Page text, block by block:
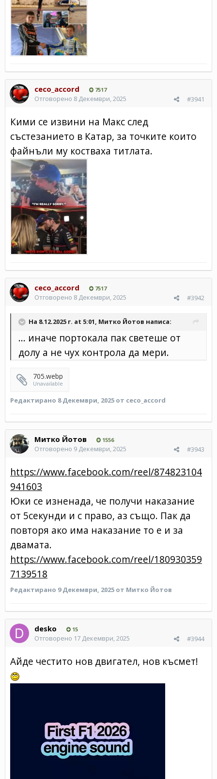
ceco_accord 7517
#3941
Отговорено 8 Декември, 2025
Кими се извини на Макс след
състезанието в Катар, за точките които
файнъли му костваха титлата.
ceco_accord 7517
#3942
Отговорено 8 Декември, 2025
На 8.12.2025 г. at 5:01, Митко Йотов написа:
... иначе портокала пак светеше от
долу а не чух контрола да мери.
705.webp
Unavailable
Редактирано 8 Декември, 2025 от ceco_accord
Митко Йотов 1556
#3943
Отговорено 9 Декември, 2025
https://www.facebook.com/reel/874823104
941603
Юки се изненада, че получи наказание
от 5секунди и с право, аз също. Пак да
повторя ако има наказание то е и за
двамата.
https://www.facebook.com/reel/180930359
7139518
Редактирано 9 Декември, 2025 от Митко Йотов
desko 15
#3944
Отговорено 17 Декември, 2025
Айде честито нов двигател, нов късмет!